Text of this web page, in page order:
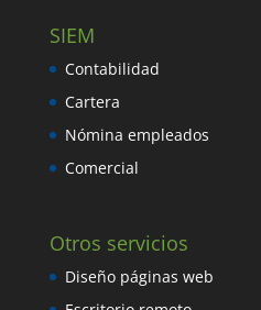
SIEM
Contabilidad
Cartera
Nómina empleados
Comercial
Otros servicios
Diseño páginas web